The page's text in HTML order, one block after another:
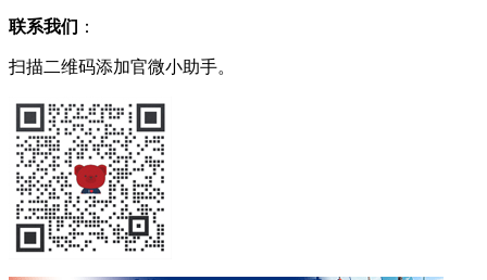
联系我们 ：
扫描二维码添加官微小助手。